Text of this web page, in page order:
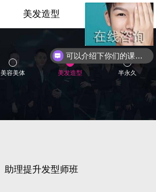
美发造型
美容美体 美发造型 半永久
助理提升发型师班
可以介绍下你们的课程么？
你们是怎么收费的呢？